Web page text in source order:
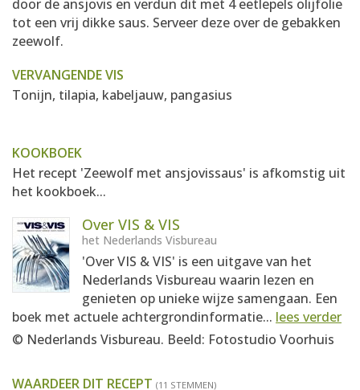
door de ansjovis en verdun dit met 4 eetlepels olijfolie
tot een vrij dikke saus. Serveer deze over de gebakken
zeewolf.
VERVANGENDE VIS
Tonijn, tilapia, kabeljauw, pangasius
KOOKBOEK
Het recept 'Zeewolf met ansjovissaus' is afkomstig uit
het kookboek...
Over VIS & VIS
het Nederlands Visbureau
'Over VIS & VIS' is een uitgave van het
Nederlands Visbureau waarin lezen en
genieten op unieke wijze samengaan. Een
boek met actuele achtergrondinformatie... lees verder
© Nederlands Visbureau. Beeld: Fotostudio Voorhuis
WAARDEER DIT RECEPT (11 STEMMEN)